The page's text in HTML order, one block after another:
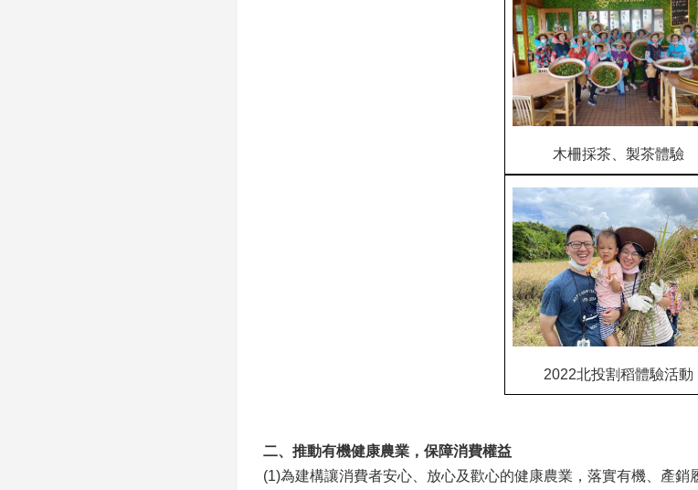
木柵採茶、製茶體驗
2022北投割稻體驗活動
二、推動有機健康農業，保障消費權益
(1)為建構讓消費者安心、放心及歡心的健康農業，落實有機、產